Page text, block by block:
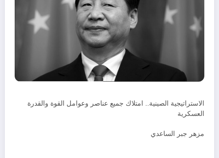
الاستراتيجية الصينية.. امتلاك جميع عناصر وعوامل القوة والقدرة
العسكرية
مزهر جبر الساعدي